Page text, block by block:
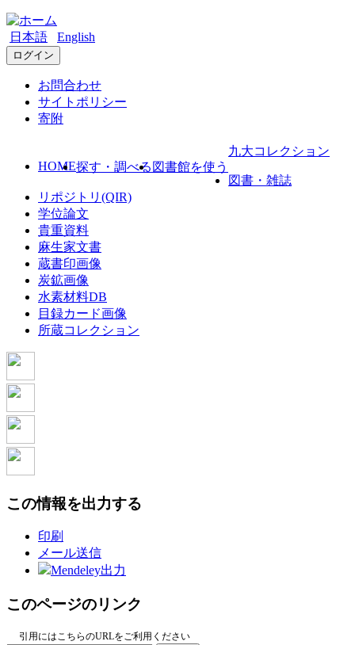
日本語 English
ログイン
お問合わせ
サイトポリシー
寄附
HOME探す・調べる 図書館を使う
九大コレクション
図書・雑誌
リポジトリ(QIR)
学位論文
貴重資料
麻生家文書
蔵書印画像
炭鉱画像
水素材料DB
目録カード画像
所蔵コレクション
この情報を出力する
印刷
メール送信
Mendeley出力
このページのリンク
引用にはこちらのURLをご利用ください